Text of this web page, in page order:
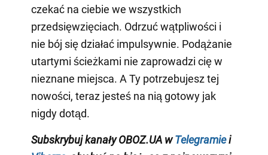
czekać na ciebie we wszystkich
przedsięwzięciach. Odrzuć wątpliwości i
nie bój się działać impulsywnie. Podążanie
utartymi ścieżkami nie zaprowadzi cię w
nieznane miejsca. A Ty potrzebujesz tej
nowości, teraz jesteś na nią gotowy jak
nigdy dotąd.
Subskrybuj kanały OBOZ.UA w Telegramie i